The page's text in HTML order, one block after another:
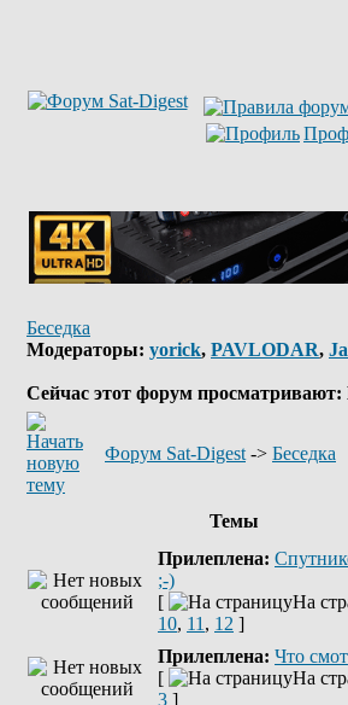
Беседка
Модераторы: yorick, PAVLODAR,
Сейчас этот форум просматривают:
Форум Sat-Digest -> Беседка
Темы
Прилеплена:
;-)
[
На
10, 11 , 12 ]
Прилеплена: Что
[
На
3 ]